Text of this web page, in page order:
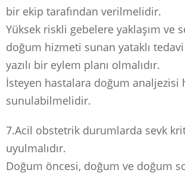
bir ekip tarafından verilmelidir.
Yüksek riskli gebelere yaklaşım ve
doğum hizmeti sunan yataklı
yazılı bir eylem planı olmalıdır.
İsteyen hastalara doğum analjezisi
sunulabilmelidir.
7.Acil obstetrik durumlarda sevk
uyulmalıdır.
Doğum öncesi, doğum ve doğum